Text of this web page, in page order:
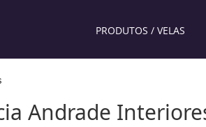
PRODUTOS / VELAS
Andrade